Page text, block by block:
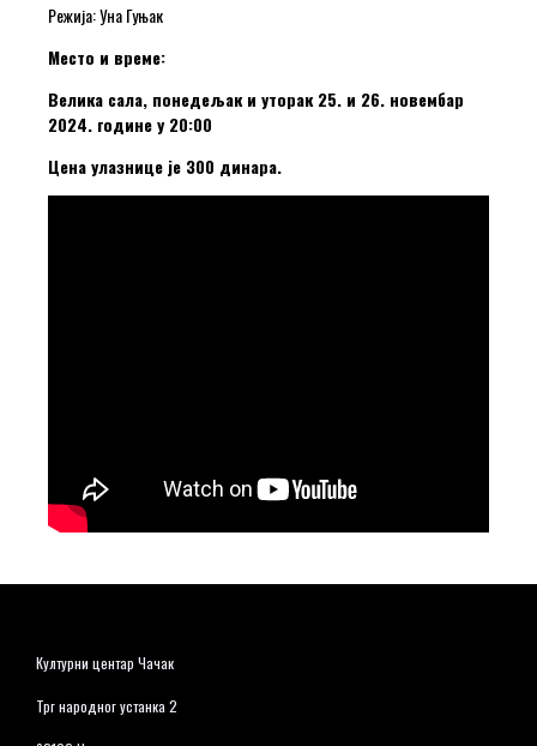
Режија: Уна Гуњак
Место и време:
Велика сала, понедељак и уторак 25. и 26. новембар
2024. године у 20:00
Цена улазнице је 300 динара.
Културни центар Чачак
Трг народног устанка 2